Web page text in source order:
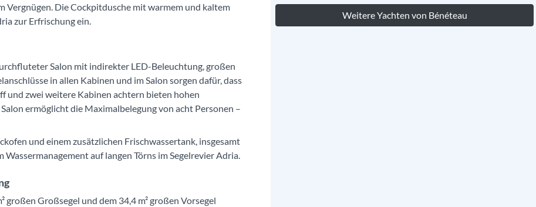
Die Cockpitdusche mit warmem und kaltem
zur Erfrischung ein.
Salon mit indirekter LED-Beleuchtung, großen
in allen Kabinen und im Salon sorgen dafür, dass
und zwei weitere Kabinen achtern bieten hohen
ermöglicht die Maximalbelegung von acht Personen –
und einem zusätzlichen Frischwassertank, insgesamt
auf langen Törns im Segelrevier Adria.
Großsegel und dem 34,4 m² großen Vorsegel
Weitere Yachten von Bénéteau